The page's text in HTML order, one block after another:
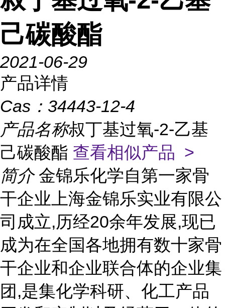
己碳酸酯
2021-06-29
产品详情
Cas： 34443-12-4
产品名称叔丁基过氧-2-乙基
己碳酸酯 查看相似产品 >
简介 金锦乐化学自第一家骨
干企业上海金锦乐实业有限公
司成立,历经20余年发展,现已
成为在全国各地拥有数十家骨
干企业和企业联合体的企业集
团,是集化学科研、化工产品